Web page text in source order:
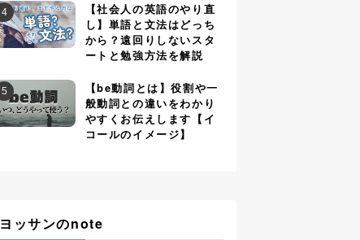
【社会人の英語のやり直
し】単語と文法はどっち
から？遠回りしないスタ
ートと勉強方法を解説
【be動詞とは】役割や一
般動詞との違いをわかり
やすくお伝えします【イ
コールのイメージ】
ヨッサンのnote